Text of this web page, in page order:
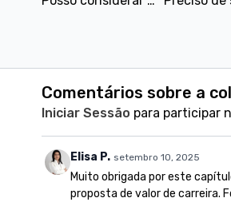
Comentários sobre a
Iniciar Sessão para participar
Elisa P. setembro 10, 2025
Muito obrigada por este
proposta de valor de carreira.